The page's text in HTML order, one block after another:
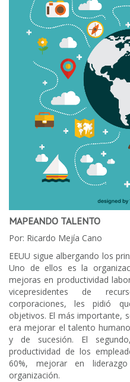
MAPEANDO TALENTO
Por: Ricardo Mejía Cano
EEUU sigue albergando los
Uno de ellos es la
mejoras en productividad
vicepresidentes de
corporaciones, les pidió
objetivos. El más importante,
era mejorar el talento
y de sucesión. El
productividad de los
60%, mejorar en
organización.